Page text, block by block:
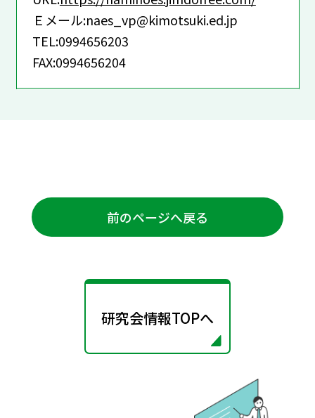
Ｅメール:naes_vp@kimotsuki.ed.jp
TEL:0994656203
FAX:0994656204
前のページへ戻る
研究会情報TOPへ